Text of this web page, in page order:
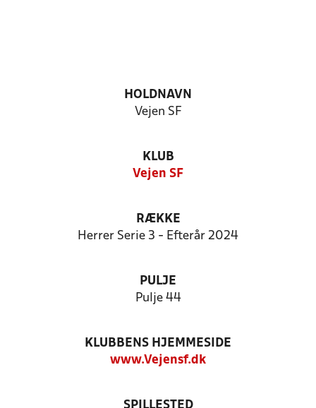
HOLDNAVN
Vejen SF
KLUB
Vejen SF
RÆKKE
Herrer Serie 3 - Efterår 2024
PULJE
Pulje 44
KLUBBENS HJEMMESIDE
www.Vejensf.dk
SPILLESTED